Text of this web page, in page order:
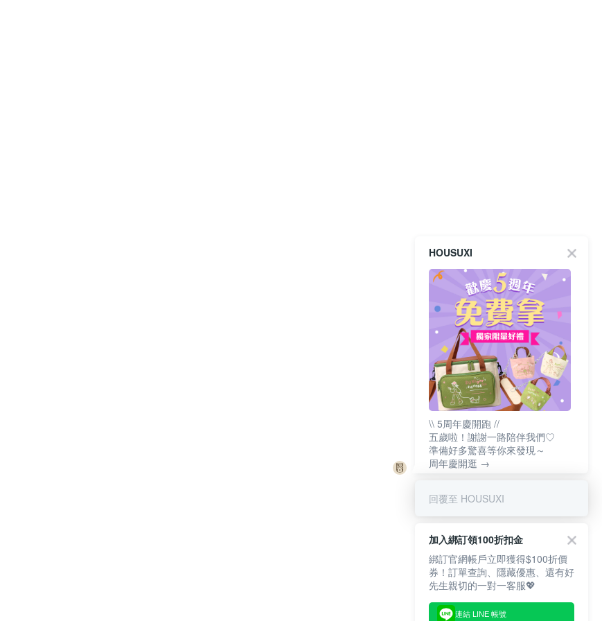
HOUSUXI
\\ 5周年慶開跑 //
五歲啦！謝謝一路陪伴我們♡
準備好多驚喜等你來發現～
周年慶開逛 →
回覆至 HOUSUXI
加入綁訂領100折扣金
綁訂官網帳戶立即獲得$100折價
券！訂單查詢、隱藏優惠、還有好
先生親切的一對一客服💖
連結 LINE 帳號